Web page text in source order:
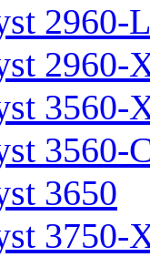
2960-L
2960-
3560-
3560-
3650
3750-